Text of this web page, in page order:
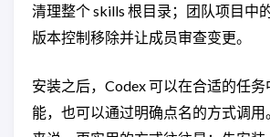
清理整个 skills 根目录；团队项目中
版本控制移除并让成员审查变更。
安装之后，Codex 可以在合适的任
能，也可以通过明确点名的方式调